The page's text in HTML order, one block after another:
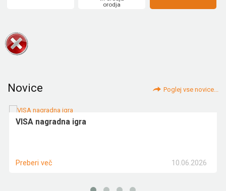
orodja
Novice Poglej vse novice...
VISA nagradna igra
10.06.2026
Preberi več